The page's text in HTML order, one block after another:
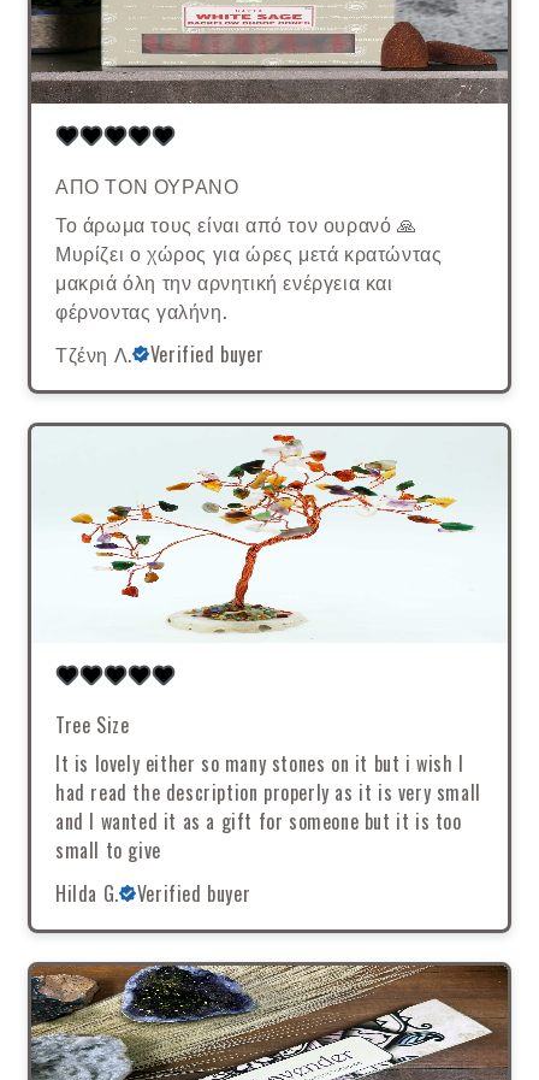
ΑΠΟ ΤΟΝ ΟΥΡΑΝΟ
Το άρωμα τους είναι από τον ουρανό 🙏
Μυρίζει ο χώρος για ώρες μετά κρατώντας
μακριά όλη την αρνητική ενέργεια και
φέρνοντας γαλήνη.
Τζένη Λ.
Verified buyer
Tree Size
It is lovely either so many stones on it but i wish I
had read the description properly as it is very small
and I wanted it as a gift for someone but it is too
small to give
Hilda G.
Verified buyer